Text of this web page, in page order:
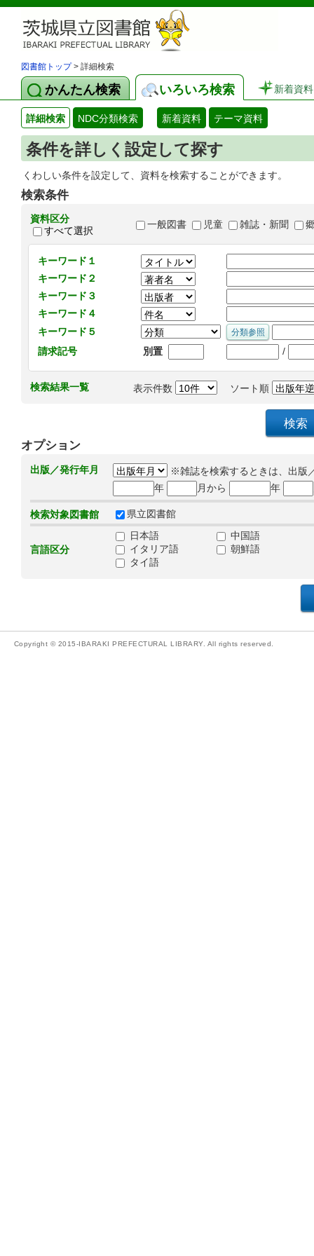
図書館トップ> 詳細検索
かんたん検索 いろいろ検索 新着資料
詳細検索 NDC分類検索 新着資料 テーマ資料
条件を詳しく設定して探す
くわしい条件を設定して、資料を検索することができます。
検索条件
資料区分
すべて選択
一般図書 児童 雑誌・新聞
キーワード１
キーワード２
キーワード３
キーワード４
キーワード５
請求記号
別置 /
検索結果一覧 表示件数 ソート順
オプション
出版／発行年月
※雑誌を検索するときは、出版
年
月から 年
検索対象図書館 県立図書館
言語区分
日本語
中国語
イタリア語
朝鮮語
タイ語
Copyright © 2015-IBARAKI PREFECTURAL LIBRARY. All rights reserved.